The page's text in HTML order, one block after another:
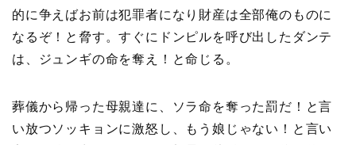
的に争えばお前は犯罪者になり財産は全部俺のものに
なるぞ！と脅す。すぐにドンピルを呼び出したダンテ
は、ジュンギの命を奪え！と命じる。
葬儀から帰った母親達に、ソラ命を奪った罰だ！と言
い放つソッキョンに激怒し、もう娘じゃない！と言い